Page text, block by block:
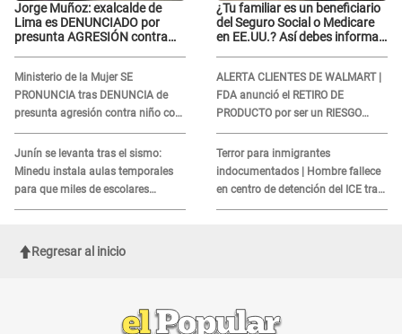
Jorge Muñoz: exalcalde de
Lima es DENUNCIADO por
presunta AGRESIÓN contra
Ministerio de la Mujer SE
PRONUNCIA tras DENUNCIA de
presunta agresión contra niño con
autismo en Surco
Junín se levanta tras el sismo:
Minedu instala aulas temporales
para que miles de escolares
vuelvan a clases
¿Tu familiar es un beneficiario
del Seguro Social o Medicare
en EE.UU.? Así debes informar
ALERTA CLIENTES DE WALMART |
FDA anunció el RETIRO DE
PRODUCTO por ser un RIESGO
MORTAL para consumidores: ¿Cuál
es?
Terror para inmigrantes
indocumentados | Hombre fallece
en centro de detención del ICE tras
sufrir una "emergencia médica"
Regresar al inicio